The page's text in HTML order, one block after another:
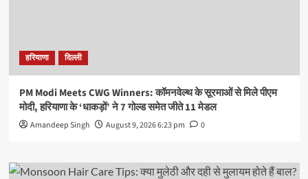
हरियाणा दिल्ली
PM Modi Meets CWG Winners: कॉमनवेल्थ के सूरमाओं से मिले पीएम
मोदी, हरियाणा के ‘धाकड़ों’ ने 7 गोल्ड समेत जीते 11 मेडल
Amandeep Singh August 9, 2026 6:23 pm 0